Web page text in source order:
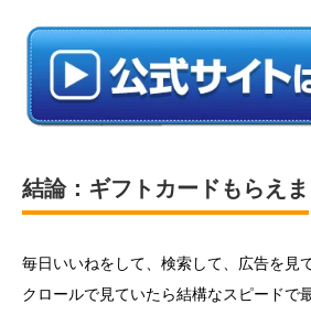
結論：ギフトカードもらえ
毎日いいねをして、検索して、広告を見
クロールで見ていたら結構なスピードで